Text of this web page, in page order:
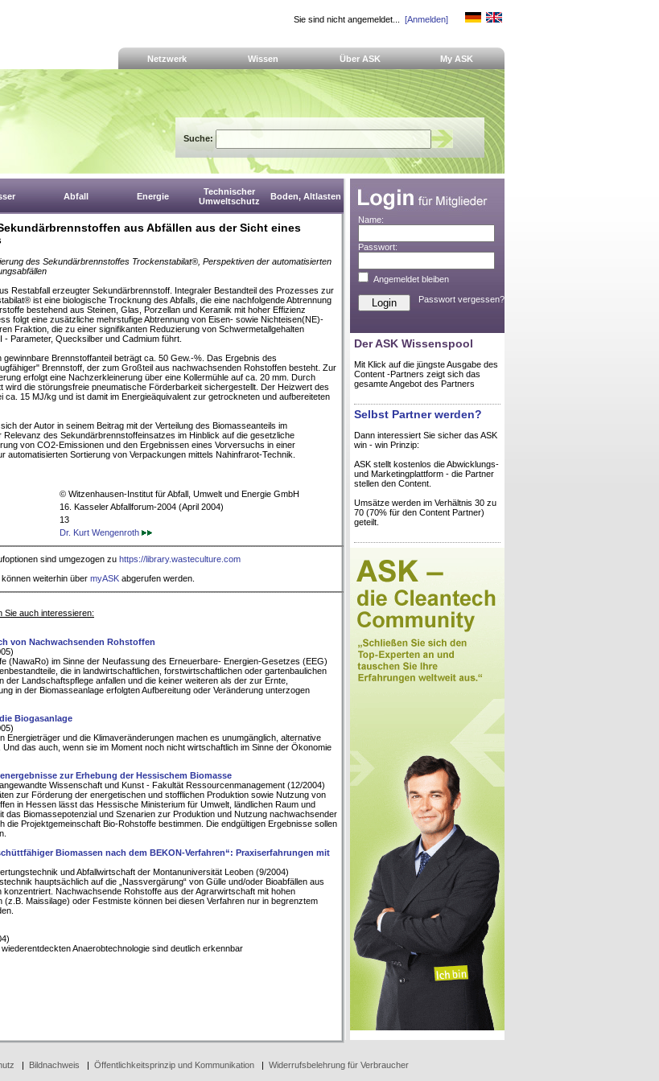
Sie sind nicht angemeldet... [Anmelden]
Netzwerk Wissen Über ASK My ASK
Suche:
Abfall Energie
Technischer
Umweltschutz
Boden, Altlasten
aus Abfällen aus der Sicht eines
des Sekundärbrennstoffes Trockenstabilat®, Perspektiven der automatisierten
Restabfall erzeugter Sekundärbrennstoff. Integraler Bestandteil des Prozesses zur
ist eine biologische Trocknung des Abfalls, die eine nachfolgende Abtrennung
bestehend aus Steinen, Glas, Porzellan und Keramik mit hoher Effizienz
folgt eine zusätzliche mehrstufige Abtrennung von Eisen- sowie Nichteisen(NE)-
Fraktion, die zu einer signifikanten Reduzierung von Schwermetallgehalten
Parameter, Quecksilber und Cadmium führt.
gewinnbare Brennstoffanteil beträgt ca. 50 Gew.-%. Das Ergebnis des
Brennstoff, der zum Großteil aus nachwachsenden Rohstoffen besteht. Zur
erfolgt eine Nachzerkleinerung über eine Kollermühle auf ca. 20 mm. Durch
wird die störungsfreie pneumatische Förderbarkeit sichergestellt. Der Heizwert des
ca. 15 MJ/kg und ist damit im Energieäquivalent zur getrockneten und aufbereiteten
der Autor in seinem Beitrag mit der Verteilung des Biomasseanteils im
des Sekundärbrennstoffeinsatzes im Hinblick auf die gesetzliche
von CO2-Emissionen und den Ergebnissen eines Vorversuchs in einer
automatisierten Sortierung von Verpackungen mittels Nahinfrarot-Technik.
© Witzenhausen-Institut für Abfall, Umwelt und Energie GmbH
16. Kasseler Abfallforum-2004 (April 2004)
13
Dr. Kurt Wengenroth
sind umgezogen zu https://library.wasteculture.com
weiterhin über myASK abgerufen werden.
Sie auch interessieren:
von Nachwachsenden Rohstoffen
(NawaRo) im Sinne der Neufassung des Erneuerbare- Energien-Gesetzes (EEG)
die in landwirtschaftlichen, forstwirtschaftlichen oder gartenbaulichen
der Landschaftspflege anfallen und die keiner weiteren als der zur Ernte,
in der Biomasseanlage erfolgten Aufbereitung oder Veränderung unterzogen
Biogasanlage
Energieträger und die Klimaveränderungen machen es unumgänglich, alternative
das auch, wenn sie im Moment noch nicht wirtschaftlich im Sinne der Ökonomie
zur Erhebung der Hessischem Biomasse
Wissenschaft und Kunst - Fakultät Ressourcenmanagement (12/2004)
zur Förderung der energetischen und stofflichen Produktion sowie Nutzung von
in Hessen lässt das Hessische Ministerium für Umwelt, ländlichen Raum und
das Biomassepotenzial und Szenarien zur Produktion und Nutzung nachwachsender
die Projektgemeinschaft Bio-Rohstoffe bestimmen. Die endgültigen Ergebnisse sollen
Biomassen nach dem BEKON-Verfahren“: Praxiserfahrungen mit
und Abfallwirtschaft der Montanuniversität Leoben (9/2004)
hauptsächlich auf die „Nassvergärung“ von Gülle und/oder Bioabfällen aus
konzentriert. Nachwachsende Rohstoffe aus der Agrarwirtschaft mit hohen
Maissilage) oder Festmiste können bei diesen Verfahren nur in begrenztem
Anaerobtechnologie sind deutlich erkennbar
Name:
Passwort:
Angemeldet bleiben
Passwort vergessen?
Der ASK Wissenspool
Mit Klick auf die jüngste Ausgabe des
Content -Partners zeigt sich das
gesamte Angebot des Partners
Selbst Partner werden?
Dann interessiert Sie sicher das ASK
win - win Prinzip:
ASK stellt kostenlos die Abwicklungs-
und Marketingplattform - die Partner
stellen den Content.
Umsätze werden im Verhältnis 30 zu
70 (70% für den Content Partner)
geteilt.
| Bildnachweis | Öffentlichkeitsprinzip und Kommunikation| Widerrufsbelehrung für Verbraucher